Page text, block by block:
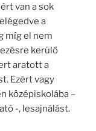
van a sok
a
míg el nem
kerülő
aratott a
Ezért vagy
középiskolába –
-, lesajnálást.